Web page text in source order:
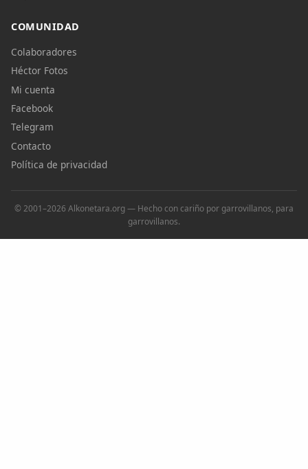
COMUNIDAD
Colaboradores
Héctor Fotos
Mi cuenta
Facebook
Telegram
Contacto
Política de privacidad
© 2001–2026 Alkonetara.org — Hecho con cariño por garrovillanos, para
garrovillanos.